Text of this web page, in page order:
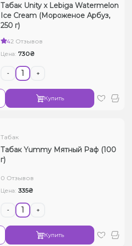
Табак Unity x Lebiga Watermelon
Ice Cream (Мороженое Арбуз,
250 г)
42 Отзывов
Цена: 730₴
- +
Купить
Табак
Табак Yummy Мятный Раф (100
г)
0 Отзывов
Цена: 335₴
- +
Купить